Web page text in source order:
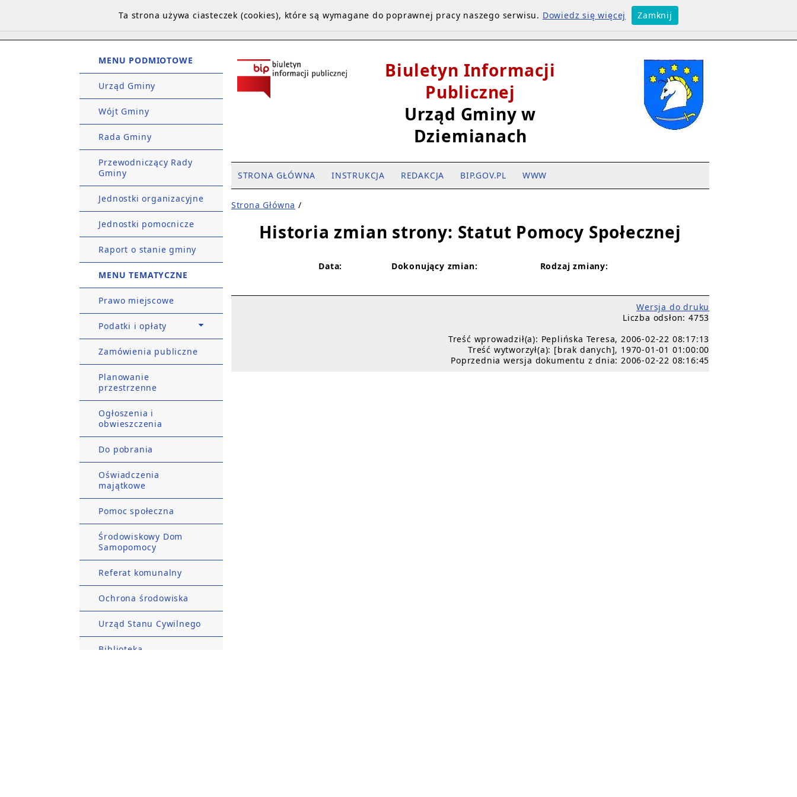
MENU PODMIOTOWE
Urząd Gminy
Wójt Gminy
Rada Gminy
Przewodniczący Rady
Gminy
Jednostki organizacyjne
Jednostki pomocnicze
Raport o stanie gminy
MENU TEMATYCZNE
Prawo miejscowe
Podatki i opłaty
Zamówienia publiczne
Planowanie
przestrzenne
Ogłoszenia i
obwieszczenia
Do pobrania
Oświadczenia
majątkowe
Pomoc społeczna
Środowiskowy Dom
Samopomocy
Referat komunalny
Ochrona środowiska
Urząd Stanu Cywilnego
Biblioteka
Biuletyn Informacji
Publicznej
Urząd Gminy w
Dziemianach
STRONA GŁÓWNA INSTRUKCJA REDAKCJA BIP.GOV.PL WWW
Strona Główna /
Historia zmian strony: Statut Pomocy Społecznej
Data: Dokonujący zmian: Rodzaj zmiany:
Wersja do druku
Liczba odsłon: 4753
Treść wprowadził(a): Peplińska Teresa, 2006-02-22 08:17:13
Treść wytworzył(a): [brak danych], 1970-01-01 01:00:00
Poprzednia wersja dokumentu z dnia: 2006-02-22 08:16:45
Ta strona używa ciasteczek (cookies), które są wymagane do poprawnej pracy naszego serwisu. Dowiedz się więcej Zamknij